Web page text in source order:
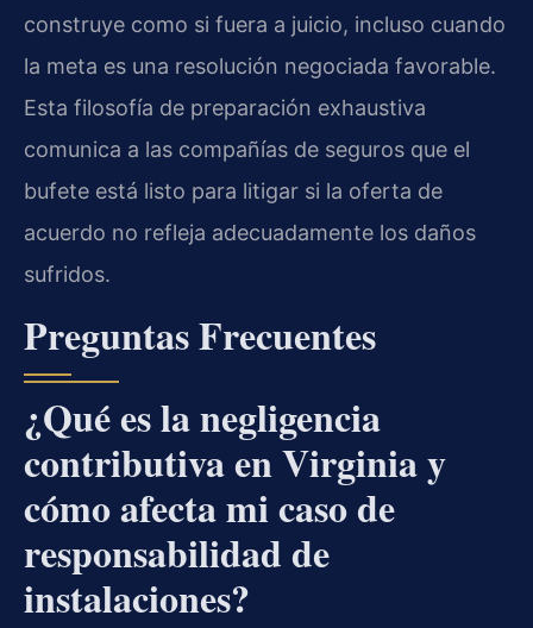
construye como si fuera a juicio, incluso cuando
la meta es una resolución negociada favorable.
Esta filosofía de preparación exhaustiva
comunica a las compañías de seguros que el
bufete está listo para litigar si la oferta de
acuerdo no refleja adecuadamente los daños
sufridos.
Preguntas Frecuentes
¿Qué es la negligencia
contributiva en Virginia y
cómo afecta mi caso de
responsabilidad de
instalaciones?